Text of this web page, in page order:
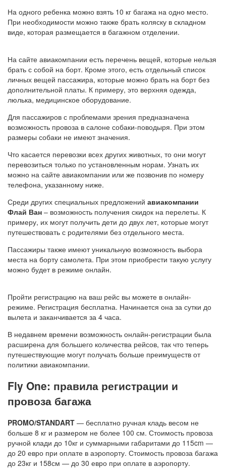
На одного ребенка можно взять 10 кг багажа на одно место.
При необходимости можно также брать коляску в складном
виде, которая размещается в багажном отделении.
На сайте авиакомпании есть перечень вещей, которые нельзя
брать с собой на борт. Кроме этого, есть отдельный список
личных вещей пассажира, которые можно брать на борт без
дополнительной платы. К примеру, это верхняя одежда,
люлька, медицинское оборудование.
Для пассажиров с проблемами зрения предназначена
возможность провоза в салоне собаки-поводыря. При этом
размеры собаки не имеют значения.
Что касается перевозки всех других животных, то они могут
перевозиться только по установленным норам. Узнать их
можно на сайте авиакомпании или же позвонив по номеру
телефона, указанному ниже.
Среди других специальных предложений авиакомпании
Флай Ван – возможность получения скидок на перелеты. К
примеру, их могут получить дети до двух лет, которые могут
путешествовать с родителями без отдельного места.
Пассажиры также имеют уникальную возможность выбора
места на борту самолета. При этом приобрести такую услугу
можно будет в режиме онлайн.
Пройти регистрацию на ваш рейс вы можете в онлайн-
режиме. Регистрация бесплатна. Начинается она за сутки до
вылета и заканчивается за 4 часа.
В недавнем времени возможность онлайн-регистрации была
расширена для большего количества рейсов, так что теперь
путешествующие могут получать больше преимуществ от
политики авиакомпании.
Fly One: правила регистрации и
провоза багажа
PROMO/STANDART — бесплатно ручная кладь весом не
больше 8 кг и размером не более 100 см. Стоимость провоза
ручной клади до 10кг и суммарными габаритами до 115cm —
до 20 евро при оплате в аэропорту. Стоимость провоза багажа
до 23кг и 158см — до 30 евро при оплате в аэропорту.